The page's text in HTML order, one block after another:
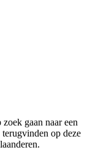
gaan naar een
op deze